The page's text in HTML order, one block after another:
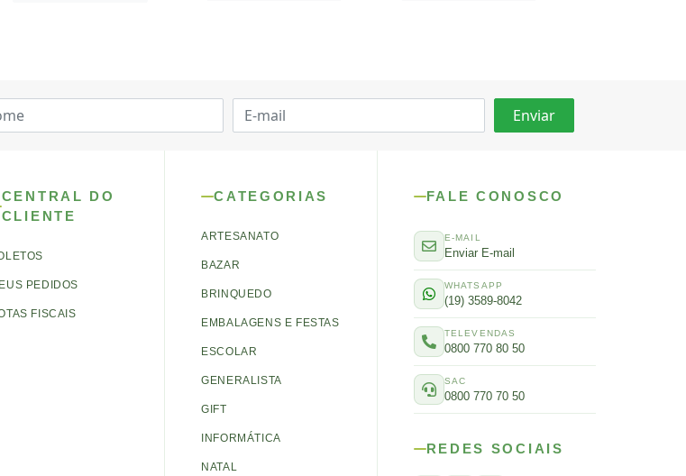
CENTRAL DO
CLIENTE
PEDIDOS
FISCAIS
CATEGORIAS
ARTESANATO
BAZAR
BRINQUEDO
EMBALAGENS E FESTAS
ESCOLAR
GENERALISTA
GIFT
INFORMÁTICA
NATAL
FALE CONOSCO
E-MAIL
Enviar E-mail
WHATSAPP
(19) 3589-8042
TELEVENDAS
0800 770 80 50
SAC
0800 770 70 50
REDES SOCIAIS